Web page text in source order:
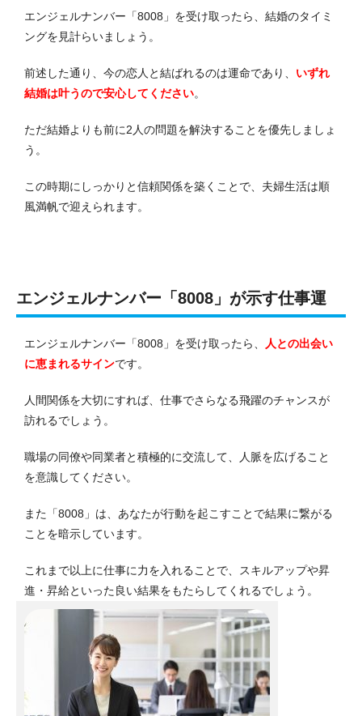
エンジェルナンバー「8008」を受け取ったら、結婚のタイミ
ングを見計らいましょう。
前述した通り、今の恋人と結ばれるのは運命であり、 いずれ
結婚は叶うので安心してください。
ただ結婚よりも前に2人の問題を解決することを優先しましょ
う。
この時期にしっかりと信頼関係を築くことで、夫婦生活は順
風満帆で迎えられます。
エンジェルナンバー「8008」が示す仕事運
エンジェルナンバー「8008」を受け取ったら、
人との出会い
に恵まれるサインです。
人間関係を大切にすれば、仕事でさらなる飛躍のチャンスが
訪れるでしょう。
職場の同僚や同業者と積極的に交流して、人脈を広げること
を意識してください。
また「8008」は、あなたが行動を起こすことで結果に繋がる
ことを暗示しています。
これまで以上に仕事に力を入れることで、スキルアップや昇
進・昇給といった良い結果をもたらしてくれるでしょう。